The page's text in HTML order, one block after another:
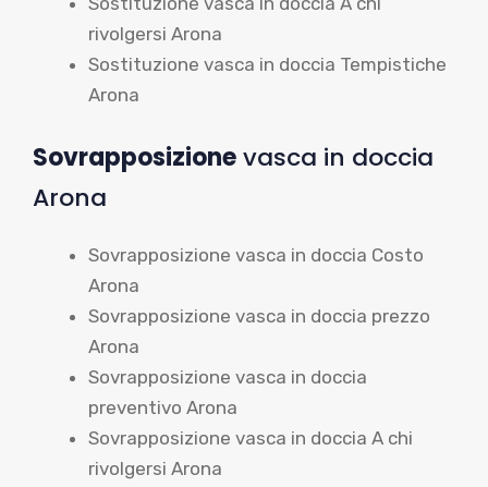
rivolgersi Arona
Sostituzione vasca in doccia Tempistiche
Arona
Sovrapposizionevasca in doccia
Arona
Sovrapposizione vasca in doccia Costo
Arona
Sovrapposizione vasca in doccia prezzo
Arona
Sovrapposizione vasca in doccia
preventivo Arona
Sovrapposizione vasca in doccia A chi
rivolgersi Arona